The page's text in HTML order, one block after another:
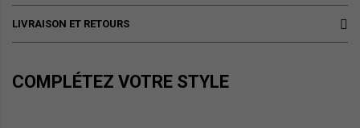
LIVRAISON ET RETOURS
COMPLÉTEZ VOTRE STYLE